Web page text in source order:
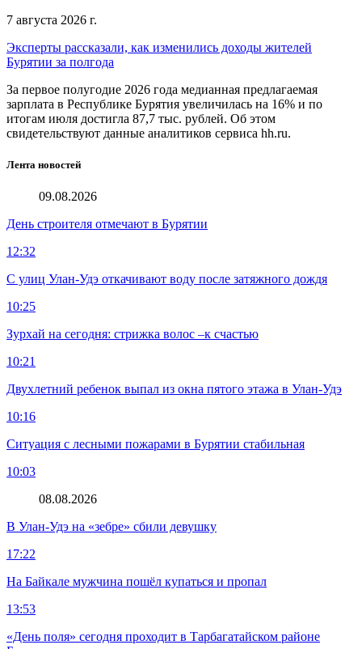
7 августа 2026 г.
Эксперты рассказали, как изменились доходы жителей
Бурятии за полгода
За первое полугодие 2026 года медианная предлагаемая
зарплата в Республике Бурятия увеличилась на 16% и по
итогам июля достигла 87,7 тыс. рублей. Об этом
свидетельствуют данные аналитиков сервиса hh.ru.
Лента новостей
09.08.2026
День строителя отмечают в Бурятии
12:32
С улиц Улан-Удэ откачивают воду после затяжного дождя
10:25
Зурхай на сегодня: стрижка волос –к счастью
10:21
Двухлетний ребенок выпал из окна пятого этажа в Улан-Удэ
10:16
Ситуация с лесными пожарами в Бурятии стабильная
10:03
08.08.2026
В Улан-Удэ на «зебре» сбили девушку
17:22
На Байкале мужчина пошёл купаться и пропал
13:53
«День поля» сегодня проходит в Тарбагатайском районе